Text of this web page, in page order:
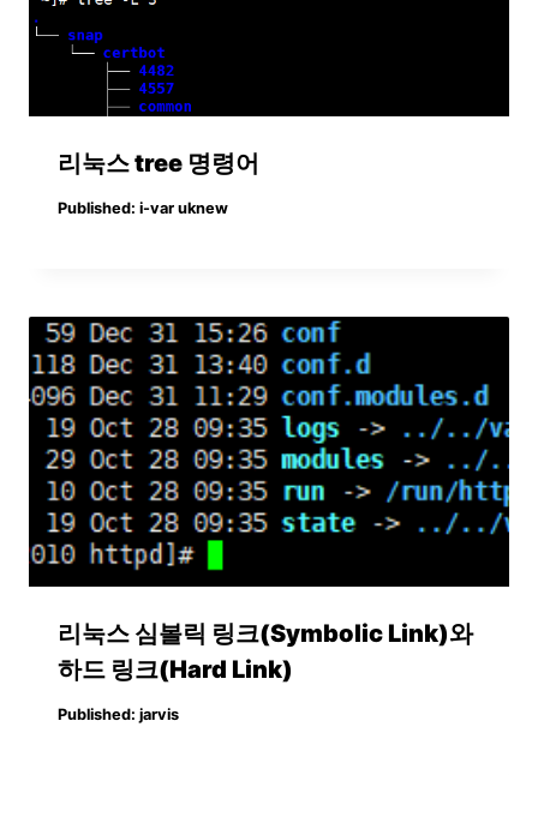
리눅스 tree 명령어
Published: i-var uknew
리눅스 심볼릭 링크(Symbolic Link)와
하드 링크(Hard Link)
Published: jarvis